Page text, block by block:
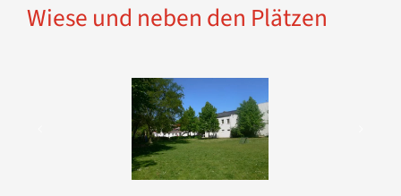
Wiese und neben den Plätzen